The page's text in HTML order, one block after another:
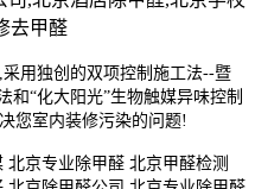
用独创的双项控制施工法--暨
和“化大阳光”生物触媒异味控制
您室内装修污染的问题!
京专业除甲醛 北京甲醛检测